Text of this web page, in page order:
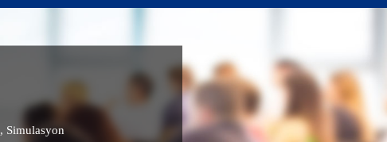
, Simulasyon